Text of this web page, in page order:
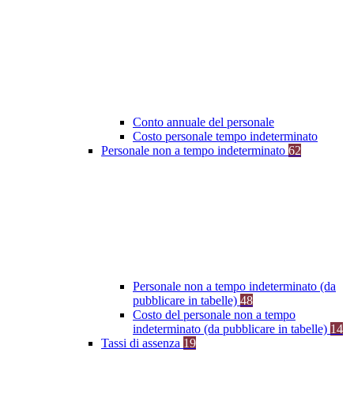
Conto annuale del personale
Costo personale tempo indeterminato
Personale non a tempo indeterminato 62
Personale non a tempo indeterminato (da
pubblicare in tabelle) 48
Costo del personale non a tempo
indeterminato (da pubblicare in tabelle) 14
Tassi di assenza 19